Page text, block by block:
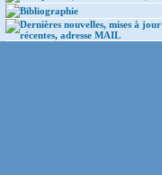
Bibliographie
Dernières nouvelles, mises à jour
récentes, adresse MAIL